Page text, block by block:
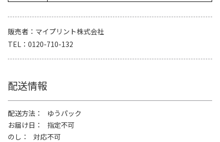
販売者
マイプリント株式会社
TEL
0120-710-132
配送情報
配送方法
ゆうパック
お届け日
指定不可
のし
対応不可